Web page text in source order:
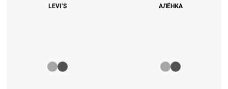
LEVI’S АЛЁНКА